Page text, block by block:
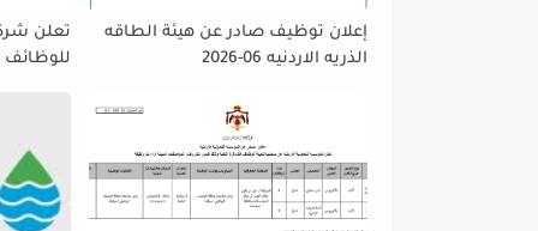
إعلان توظيف صادر عن هيئة الطاقه
الذريه الاردنيه 06-2026
تعلن
للوظائف
على
الجميع